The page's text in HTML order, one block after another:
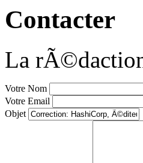
Contacter
La
Votre Nom
Votre Email
Objet